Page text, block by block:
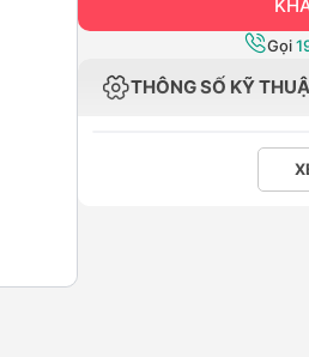
Gọi
THÔNG SỐ KỸ